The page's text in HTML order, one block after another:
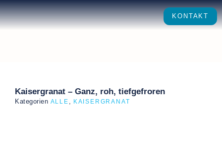
KONTAKT
Kaisergranat – Ganz, roh, tiefgefroren
Kategorien ALLE , KAISERGRANAT